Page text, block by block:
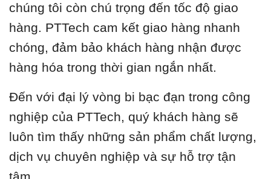
chúng tôi còn chú trọng đến tốc độ giao
hàng. PTTech cam kết giao hàng nhanh
chóng, đảm bảo khách hàng nhận được
hàng hóa trong thời gian ngắn nhất.
Đến với đại lý vòng bi bạc đạn trong công
nghiệp của PTTech, quý khách hàng sẽ
luôn tìm thấy những sản phẩm chất lượng,
dịch vụ chuyên nghiệp và sự hỗ trợ tận